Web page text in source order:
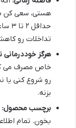
هستی، سعی کن
تداخلات رو
هرگز خوددرمانی
خاص مصرف می
رو شروع کنی
بزنه.
برچسب محصول:
بخون. تمام